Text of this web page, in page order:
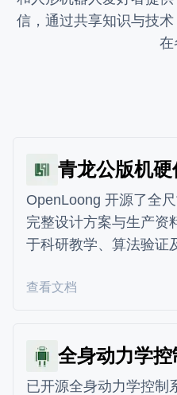
信，通过共享知识与技
在
青龙公版机
OpenLoong 开源了全
完整设计方案与生产资
于科研教学、算法验证
查看文档
全身动力学
已开源全身动力学控制